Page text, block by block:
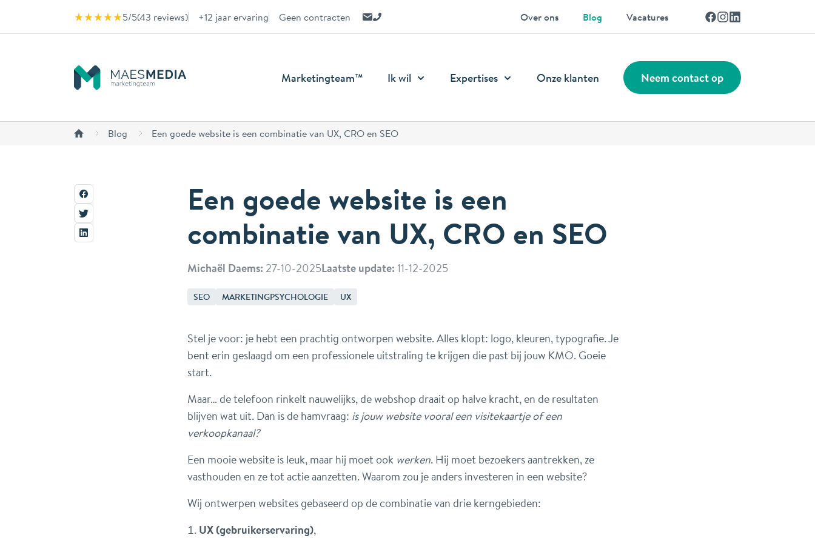
Marketingteam™ Ik wil Expertises Onze klanten Neem contact op
5/5(43 reviews) +12 jaar ervaring Geen contracten E-mail ons Over ons Blog Vacatures Facebook
Instagram
Blog Een goede website is een combinatie van UX, CRO en SEO
Een goede website is een
combinatie van UX, CRO en SEO
Michaël Daems: 27-10-2025Laatste update:11-12-2025
SEO MARKETINGPSYCHOLOGIE UX
Stel je voor: je hebt een prachtig ontworpen website. Alles klopt: logo, kleuren, typografie. Je
bent erin geslaagd om een professionele uitstraling te krijgen die past bij jouw KMO. Goeie
start.
Maar… de telefoon rinkelt nauwelijks, de webshop draait op halve kracht, en de resultaten
blijven wat uit. Dan is de hamvraag: is jouw website vooral een visitekaartje of een
verkoopkanaal?
Een mooie website is leuk, maar hij moet ook werken. Hij moet bezoekers aantrekken, ze
vasthouden en ze tot actie aanzetten. Waarom zou je anders investeren in een website?
Wij ontwerpen websites gebaseerd op de combinatie van drie kerngebieden:
UX (gebruikerservaring),